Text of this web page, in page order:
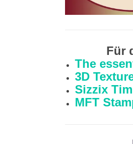
Für
The
3D
Sizzix
MFT